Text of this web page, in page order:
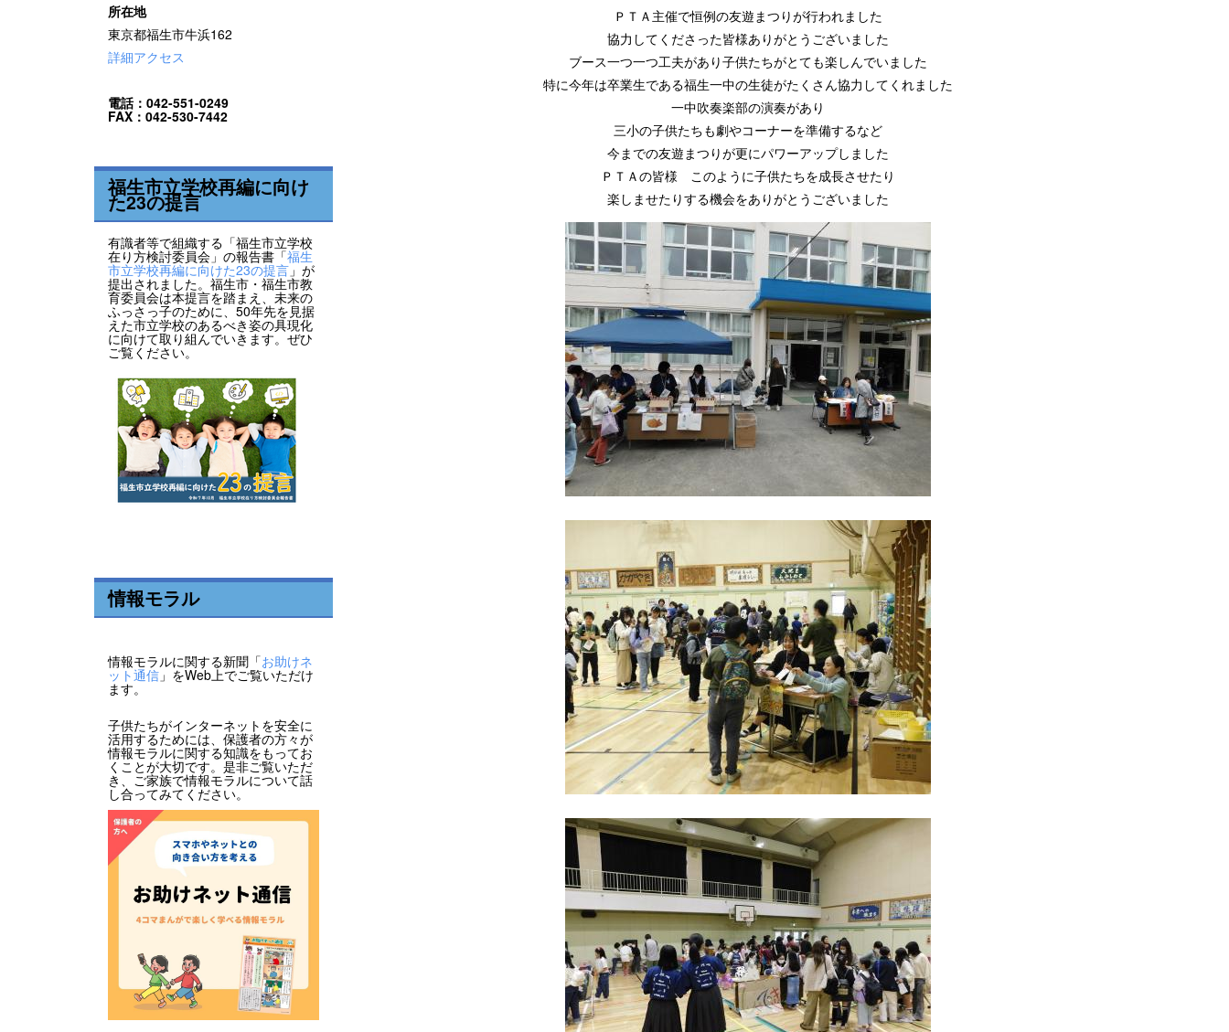
ＰＴＡ主催で恒例の友遊まつりが行われました
協力してくださった皆様ありがとうございました
ブース一つ一つ工夫があり子供たちがとても楽しんでいました
特に今年は卒業生である福生一中の生徒がたくさん協力してくれました
一中吹奏楽部の演奏があり
三小の子供たちも劇やコーナーを準備するなど
今までの友遊まつりが更にパワーアップしました
ＰＴＡの皆様 このように子供たちを成長させたり
楽しませたりする機会をありがとうございました
所在地
東京都福生市牛浜162
詳細アクセス
電話：042-551-0249
FAX：042-530-7442
福生市立学校再編に向け
た23の提言
有識者等で組織する「福生市立学校
在り方検討委員会」の報告書「福生
市立学校再編に向けた23の提言」が
提出されました。福生市・福生市教
育委員会は本提言を踏まえ、未来の
ふっさっ子のために、50年先を見据
えた市立学校のあるべき姿の具現化
に向けて取り組んでいきます。ぜひ
ご覧ください。
情報モラル
情報モラルに関する新聞「お助けネ
ット通信 」をWeb上でご覧いただけ
ます。
子供たちがインターネットを安全に
活用するためには、保護者の方々が
情報モラルに関する知識をもってお
くことが大切です。是非ご覧いただ
き、ご家族で情報モラルについて話
し合ってみてください。